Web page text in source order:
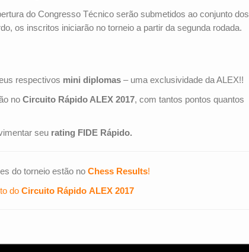
do Congresso Técnico serão submetidos ao conjunto dos
os inscritos iniciarão no torneio a partir da segunda rodada.
respectivos mini diplomas – uma exclusividade da ALEX!!
no Circuito Rápido ALEX 2017, com tantos pontos quantos
seu rating FIDE Rápido.
do torneio estão noChess Results!
doCircuito Rápido ALEX 2017